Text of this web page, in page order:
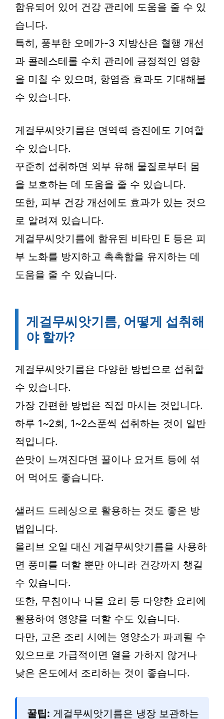
함유되어 있어 건강 관리에 도움을 줄 수 있
습니다.
특히, 풍부한 오메가-3 지방산은 혈행 개선
과 콜레스테롤 수치 관리에 긍정적인 영향
을 미칠 수 있으며, 항염증 효과도 기대해볼
수 있습니다.
게걸무씨앗기름은 면역력 증진에도 기여할
수 있습니다.
꾸준히 섭취하면 외부 유해 물질로부터 몸
을 보호하는 데 도움을 줄 수 있습니다.
또한, 피부 건강 개선에도 효과가 있는 것으
로 알려져 있습니다.
게걸무씨앗기름에 함유된 비타민 E 등은 피
부 노화를 방지하고 촉촉함을 유지하는 데
도움을 줄 수 있습니다.
게걸무씨앗기름, 어떻게 섭취해
야 할까?
게걸무씨앗기름은 다양한 방법으로 섭취할
수 있습니다.
가장 간편한 방법은 직접 마시는 것입니다.
하루 1~2회, 1~2스푼씩 섭취하는 것이 일반
적입니다.
쓴맛이 느껴진다면 꿀이나 요거트 등에 섞
어 먹어도 좋습니다.
샐러드 드레싱으로 활용하는 것도 좋은 방
법입니다.
올리브 오일 대신 게걸무씨앗기름을 사용하
면 풍미를 더할 뿐만 아니라 건강까지 챙길
수 있습니다.
또한, 무침이나 나물 요리 등 다양한 요리에
활용하여 영양을 더할 수도 있습니다.
다만, 고온 조리 시에는 영양소가 파괴될 수
있으므로 가급적이면 열을 가하지 않거나
낮은 온도에서 조리하는 것이 좋습니다.
꿀팁: 게걸무씨앗기름은 냉장 보관하는